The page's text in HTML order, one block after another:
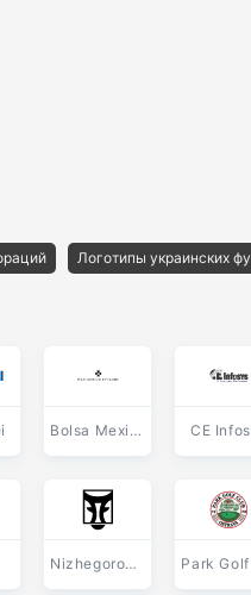
Логотипы украинских
Bolsa Mexicana De Valores CE
Nizhegorodskie Kolbasy NIKO